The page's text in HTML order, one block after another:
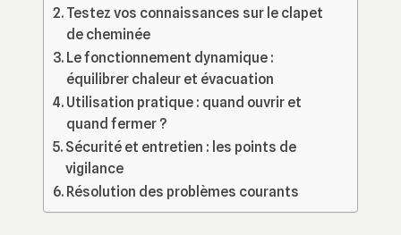
Testez vos connaissances sur le clapet
de cheminée
Le fonctionnement dynamique :
équilibrer chaleur et évacuation
Utilisation pratique : quand ouvrir et
quand fermer ?
Sécurité et entretien : les points de
vigilance
Résolution des problèmes courants